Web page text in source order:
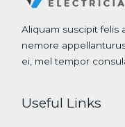
Aliquam suscipit felis
nemore
ei, mel tempor
Useful Links